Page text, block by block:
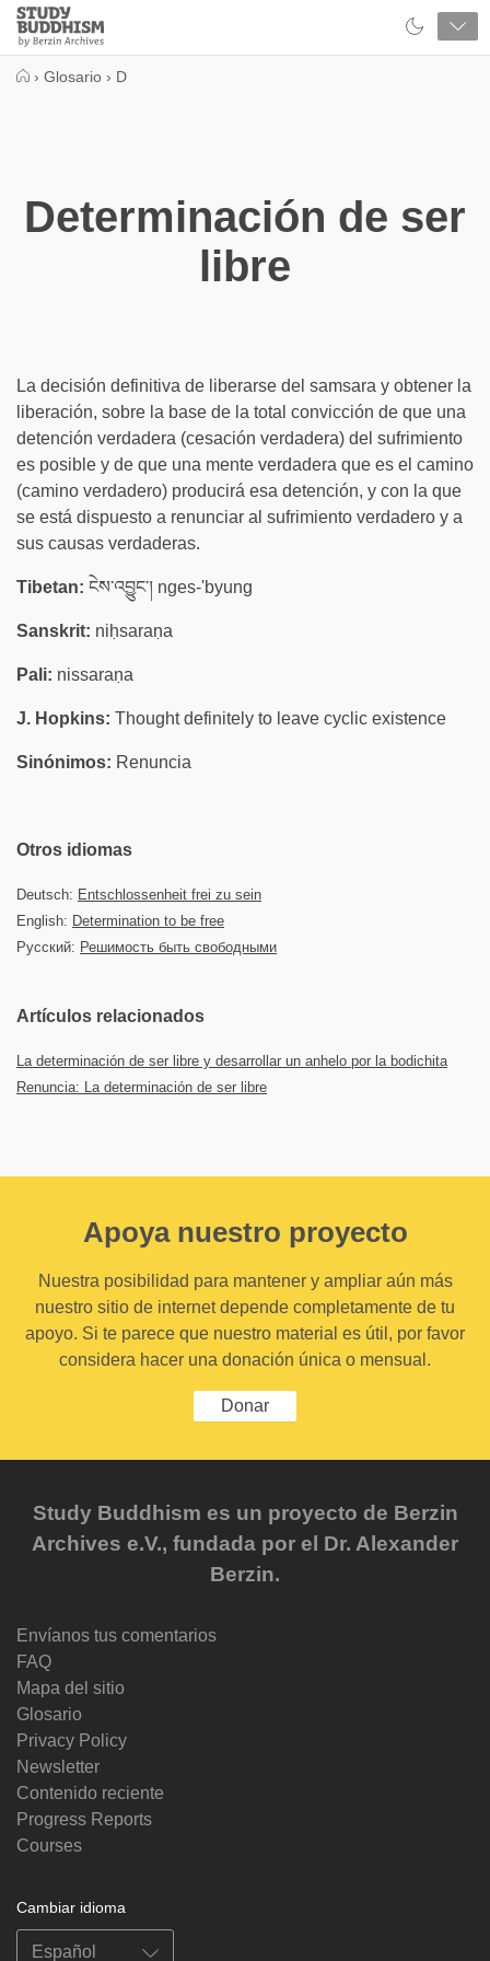
Close
Study
Buddhism
› Glosario › D
Determinación de ser
libre
La decisión definitiva de liberarse del samsara y obtener la
liberación, sobre la base de la total convicción de que una
detención verdadera (cesación verdadera) del sufrimiento
es posible y de que una mente verdadera que es el camino
(camino verdadero) producirá esa detención, y con la que
se está dispuesto a renunciar al sufrimiento verdadero y a
sus causas verdaderas.
Tibetan: ངེས་འབྱུང་། nges-'byung
Sanskrit: niḥsaraṇa
Pali: nissaraṇa
J. Hopkins: Thought definitely to leave cyclic existence
Sinónimos: Renuncia
Otros idiomas
Deutsch: Entschlossenheit frei zu sein
English: Determination to be free
Русский: Решимость быть свободными
Artículos relacionados
La determinación de ser libre y desarrollar un anhelo por la bodichita
Renuncia: La determinación de ser libre
Apoya nuestro proyecto
Nuestra posibilidad para mantener y ampliar aún más
nuestro sitio de internet depende completamente de tu
apoyo. Si te parece que nuestro material es útil, por favor
considera hacer una donación única o mensual.
Donar
Study Buddhism es un proyecto de Berzin
Archives e.V., fundada por el Dr. Alexander
Berzin.
Envíanos tus comentarios
FAQ
Mapa del sitio
Glosario
Privacy Policy
Newsletter
Contenido reciente
Progress Reports
Courses
Cambiar idioma